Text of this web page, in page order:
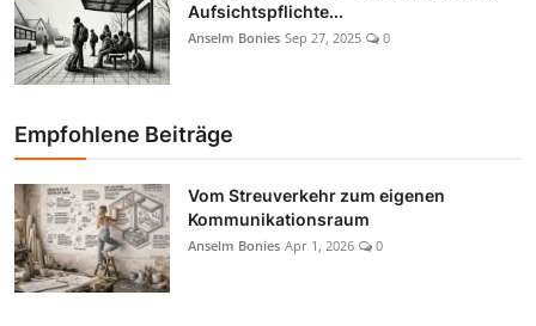
Aufsichtspflichte...
Anselm Bonies Sep 27, 2025 0
Empfohlene Beiträge
Vom Streuverkehr zum eigenen
Kommunikationsraum
Anselm Bonies Apr 1, 2026 0